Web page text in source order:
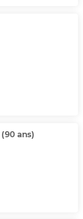
(90 ans)